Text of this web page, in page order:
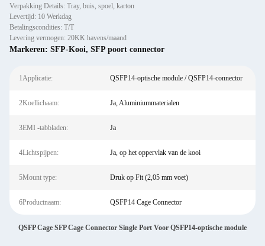
Verpakking Details: Tray, buis, spoel, karton
Levertijd: 10 Werkdag
Betalingscondities: T/T
Levering vermogen: 20KK havens/maand
Markeren: SFP-Kooi, SFP poort connector
1Applicatie: QSFP14-optische module / QSFP14-connector
2Koellichaam: Ja, Aluminiummaterialen
3EMI -tabbladen: Ja
4Lichtspijpen: Ja, op het oppervlak van de kooi
5Mount type: Druk op Fit (2,05 mm voet)
6Productnaam: QSFP14 Cage Connector
QSFP Cage SFP Cage Connector Single Port Voor QSFP14-optische module